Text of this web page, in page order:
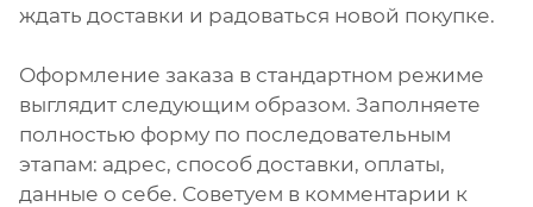
ждать доставки и радоваться новой покупке.
Оформление заказа в стандартном режиме
выглядит следующим образом. Заполняете
полностью форму по последовательным
этапам: адрес, способ доставки, оплаты,
данные о себе. Советуем в комментарии к